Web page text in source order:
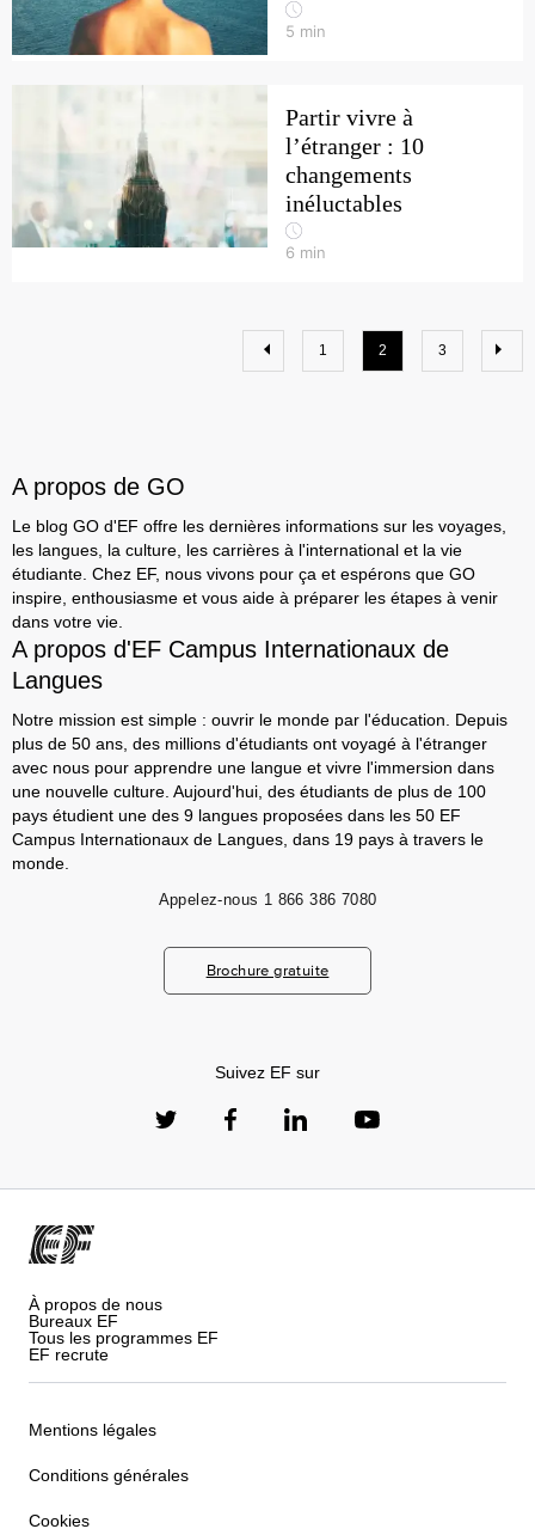
5 min
Partir vivre à
l’étranger : 10
changements
inéluctables
6 min
1 2 3
A propos de GO
Le blog GO d'EF offre les dernières informations sur les voyages,
les langues, la culture, les carrières à l'international et la vie
étudiante. Chez EF, nous vivons pour ça et espérons que GO
inspire, enthousiasme et vous aide à préparer les étapes à venir
dans votre vie.
A propos d'EF Campus Internationaux de
Langues
Notre mission est simple : ouvrir le monde par l'éducation. Depuis
plus de 50 ans, des millions d'étudiants ont voyagé à l'étranger
avec nous pour apprendre une langue et vivre l'immersion dans
une nouvelle culture. Aujourd'hui, des étudiants de plus de 100
pays étudient une des 9 langues proposées dans les 50 EF
Campus Internationaux de Langues, dans 19 pays à travers le
monde.
Appelez-nous 1 866 386 7080
Brochure gratuite
Suivez EF sur
À propos de nous
Bureaux EF
Tous les programmes EF
EF recrute
Mentions légales
Conditions générales
Cookies